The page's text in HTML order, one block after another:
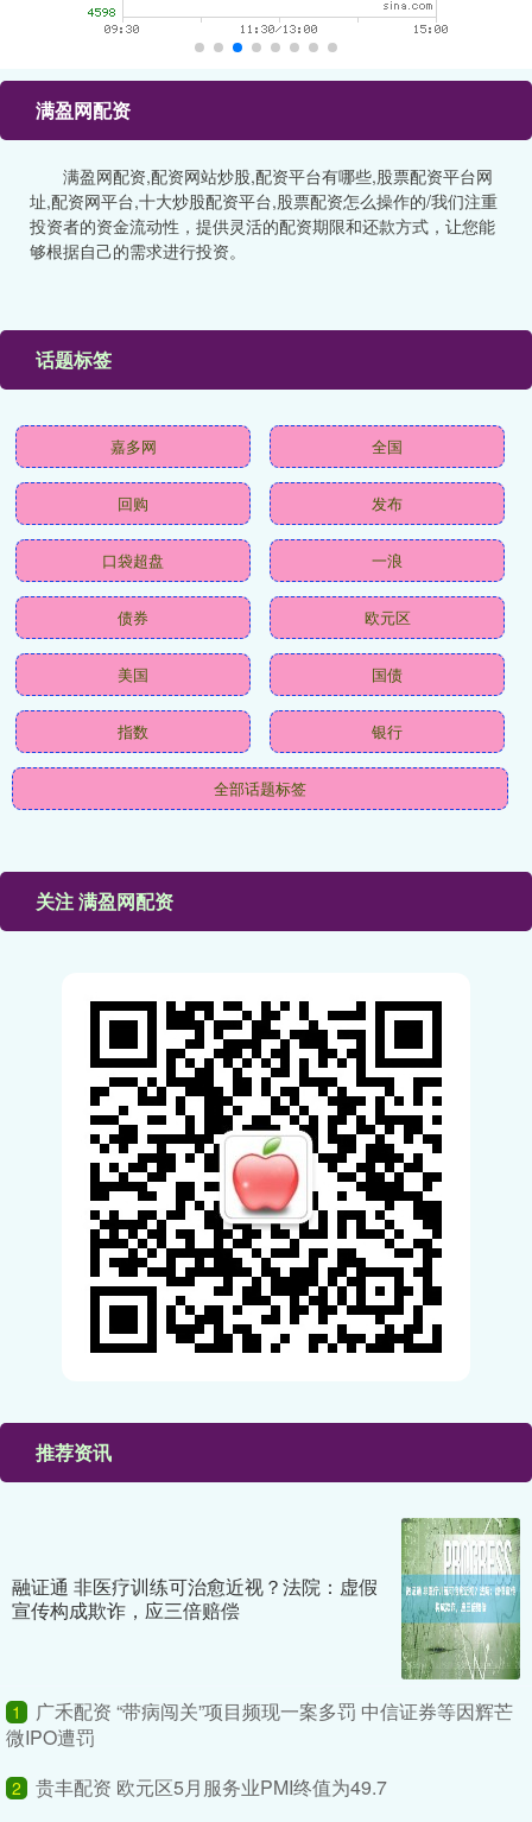
满盈网配资
满盈网配资,配资网站炒股,配资平台有哪些,股票配资平台网
址,配资网平台,十大炒股配资平台,股票配资怎么操作的/我们注重
投资者的资金流动性，提供灵活的配资期限和还款方式，让您能
够根据自己的需求进行投资。
话题标签
嘉多网 全国
回购 发布
口袋超盘 一浪
债券 欧元区
美国 国债
指数 银行
全部话题标签
关注 满盈网配资
推荐资讯
融证通 非医疗训练可治愈近视？法院：虚假
宣传构成欺诈，应三倍赔偿
1
广禾配资 “带病闯关”项目频现一案多罚 中信证券等因辉芒
微IPO遭罚
2 贵丰配资 欧元区5月服务业PMI终值为49.7